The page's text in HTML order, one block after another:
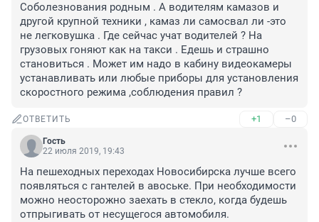
Соболезнования родным . А водителям камазов и
другой крупной техники , камаз ли самосвал ли -это
не легковушка . Где сейчас учат водителей ? На
грузовых гоняют как на такси . Едешь и страшно
становиться . Может им надо в кабину видеокамеры
устанавливать или любые приборы для установления
скоростного режима ,соблюдения правил ?
ОТВЕТИТЬ +1 –0
Гость
22 июля 2019, 19:43
На пешеходных переходах Новосибирска лучше всего
появляться с гантелей в авоське. При необходимости
можно неосторожно заехать в стекло, когда будешь
отпрыгивать от несущегося автомобиля.